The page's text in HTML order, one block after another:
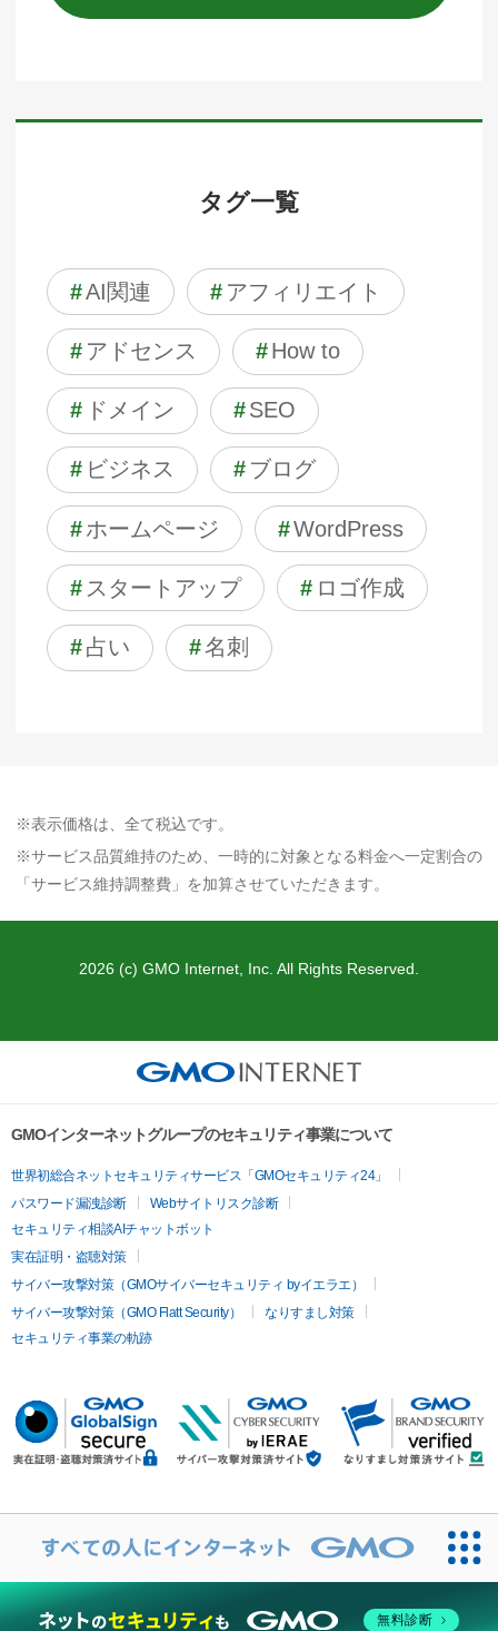
タグ一覧
#AI関連 # アフィリエイト
# アドセンス #How to
# ドメイン #SEO
# ビジネス # ブログ
#ホームページ #WordPress
# スタートアップ # ロゴ作成
#占い #名刺
※表示価格は、全て税込です。
※サービス品質維持のため、一時的に対象となる料金へ一定割合の
「サービス維持調整費」を加算させていただきます。
2026 (c) GMO Internet, Inc. All Rights Reserved.
GMOインターネットグループのセキュリティ事業について
世界初総合ネットセキュリティサービス「GMOセキュリティ24」
パスワード漏洩診断
Webサイトリスク診断
セキュリティ相談AIチャットボット
実在証明・盗聴対策
サイバー攻撃対策（GMOサイバーセキュリティ byイエラエ）
サイバー攻撃対策（GMO Flatt Security）
なりすまし対策
セキュリティ事業の軌跡
無料診断